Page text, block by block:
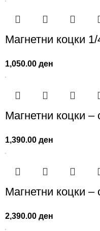
Магнетни коцки
1,050.00ден
Магнетни коцки
1,390.00ден
Магнетни коцки
2,390.00ден